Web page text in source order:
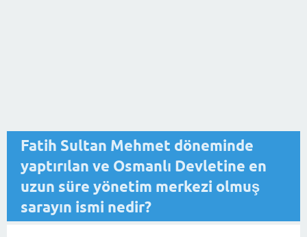
Fatih Sultan Mehmet döneminde
yaptırılan ve Osmanlı Devletine en
uzun süre yönetim merkezi olmuş
sarayın ismi nedir?